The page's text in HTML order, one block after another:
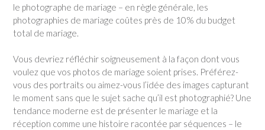
le photographe de mariage – en règle générale, les
photographies de mariage coûtes près de 10% du budget
total de mariage.
Vous devriez réfléchir soigneusement à la façon dont vous
voulez que vos photos de mariage soient prises. Préférez-
vous des portraits ou aimez-vous l’idée des images capturant
le moment sans que le sujet sache qu’il est photographié? Une
tendance moderne est de présenter le mariage et la
réception comme une histoire racontée par séquences – le